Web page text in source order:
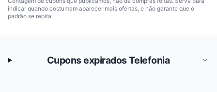
indicar quando costumam aparecer mais ofertas, e não garante que o
padrão se repita.
Cupons expirados Telefonia